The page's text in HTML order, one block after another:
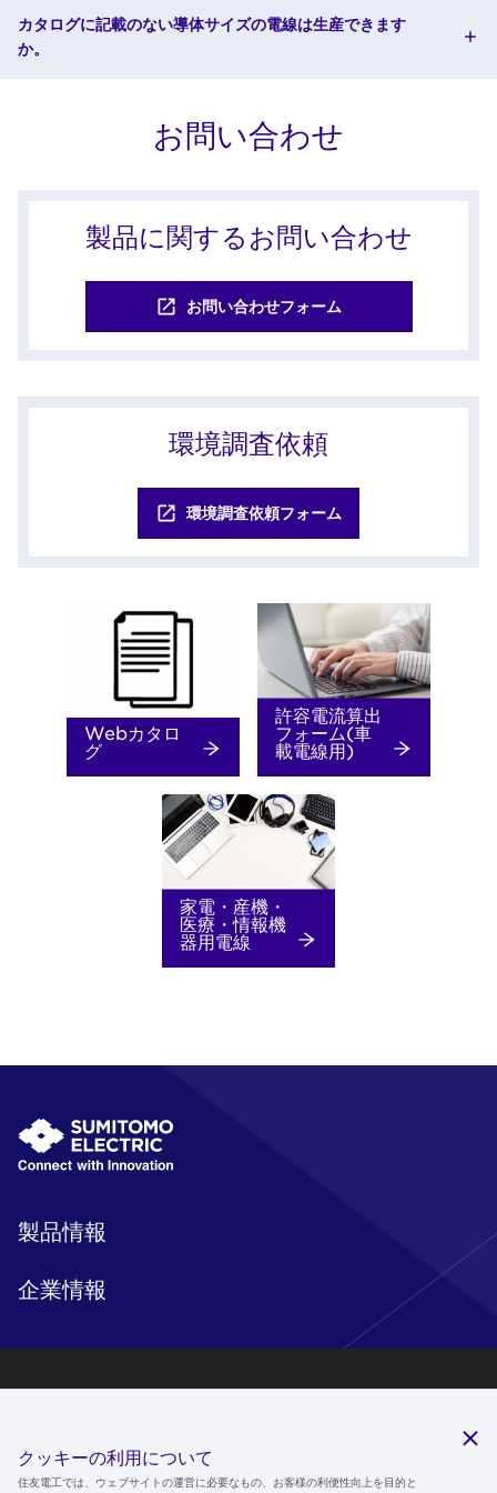
カタログに記載のない導体サイズの電線は生産できます
か。
お問い合わせ
製品に関するお問い合わせ
お問い合わせフォーム
環境調査依頼
環境調査依頼フォーム
Webカタロ
グ
許容電流算出
フォーム(車
載電線用)
家電・産機・
医療・情報機
器用電線
製品情報
企業情報
ニュースルーム
クッキーの利用について
住友電工では、ウェブサイトの運営に必要なもの、お客様の利便性向上を目的と